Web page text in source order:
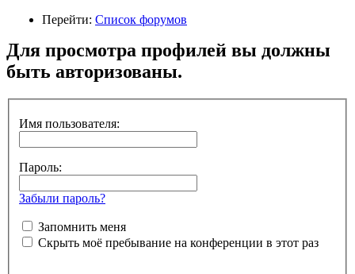
Перейти: Список форумов
Для просмотра профилей вы должны
быть авторизованы.
Имя пользователя:
Пароль:
Забыли пароль?
Запомнить меня
Скрыть моё пребывание на конференции в этот раз